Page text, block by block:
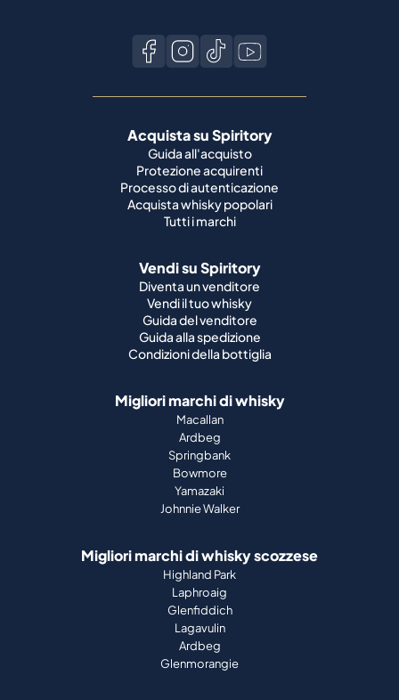
Acquista su Spiritory
Guida all'acquisto
Protezione acquirenti
Processo di autenticazione
Acquista whisky popolari
Tutti i marchi
Vendi su Spiritory
Diventa un venditore
Vendi il tuo whisky
Guida del venditore
Guida alla spedizione
Condizioni della bottiglia
Migliori marchi di whisky
Macallan
Ardbeg
Springbank
Bowmore
Yamazaki
Johnnie Walker
Migliori marchi di whisky scozzese
Highland Park
Laphroaig
Glenfiddich
Lagavulin
Ardbeg
Glenmorangie